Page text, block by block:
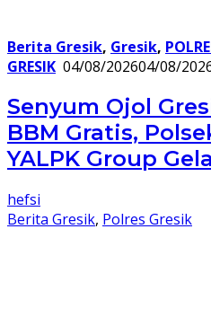
Berita Gresik, Gresik,
GRESIK 04/08/202604/08/
Senyum Ojol
BBM Gratis,
YALPK Group
hefsi
Berita Gresik, Polres Gresik